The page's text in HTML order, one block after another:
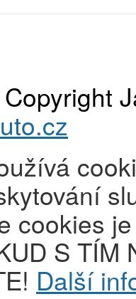
cookies
S TÍM
Další